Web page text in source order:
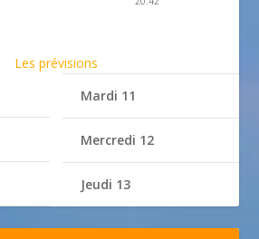
Les prévisions
Mardi 11
Mercredi 12
Jeudi 13